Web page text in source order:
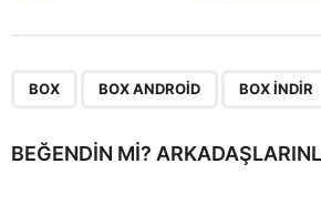
i
BOX BOX ANDROID BOX INDIR
BEĞENDIN MI?